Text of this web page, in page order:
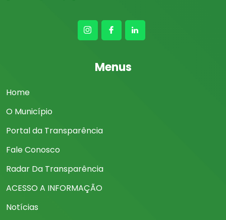
Menus
Home
O Município
Portal da Transparência
Fale Conosco
Radar Da Transparência
ACESSO A INFORMAÇÃO
Notícias